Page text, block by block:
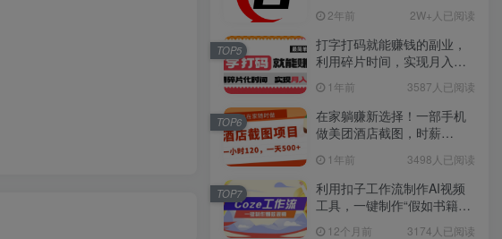
2年前 2W+人已阅读
打字打码就能赚钱的副业，
利用碎片时间，实现月入过
1年前 3587人已阅读
TOP5
在家躺赚新选择！一部手机
做美团酒店截图，时薪
1年前 3498人已阅读
TOP6
利用扣子工作流制作AI视频
工具，一键制作“假如书籍会
12个月前 3174人已阅读
TOP7